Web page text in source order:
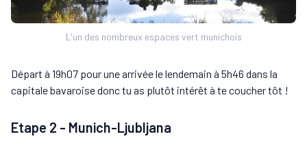
L'un des nombreux espaces vert munichois
Départ à 19h07 pour une arrivée le lendemain à 5h46 dans la
capitale bavaroise donc tu as plutôt intérêt à te coucher tôt !
Etape 2 - Munich-Ljubljana